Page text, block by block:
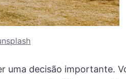
uma decisão importante.